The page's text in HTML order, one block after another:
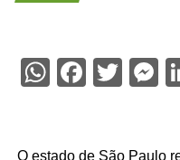
WhatsApp
O estado de São Paulo